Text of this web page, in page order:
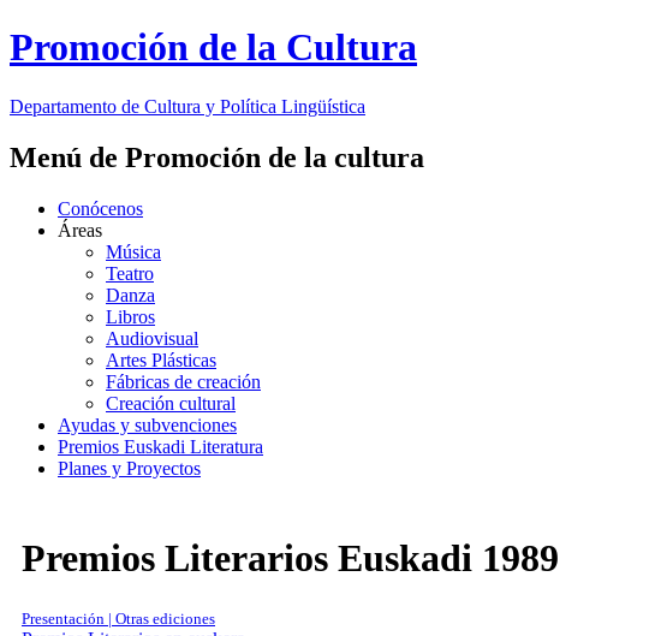
Promoción de la Cultura
Departamento de Cultura y Política Lingüística
Menú de Promoción de la cultura
Conócenos
Áreas
Música
Teatro
Danza
Libros
Audiovisual
Artes Plásticas
Fábricas de creación
Creación cultural
Ayudas y subvenciones
Premios Euskadi Literatura
Planes y Proyectos
Premios Literarios Euskadi 1989
Presentación | Otras ediciones